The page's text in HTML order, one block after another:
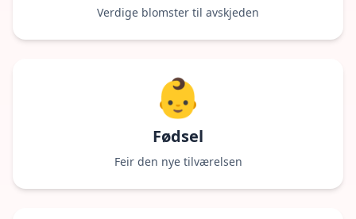
Verdige blomster til avskjeden
👶
Fødsel
Feir den nye tilværelsen